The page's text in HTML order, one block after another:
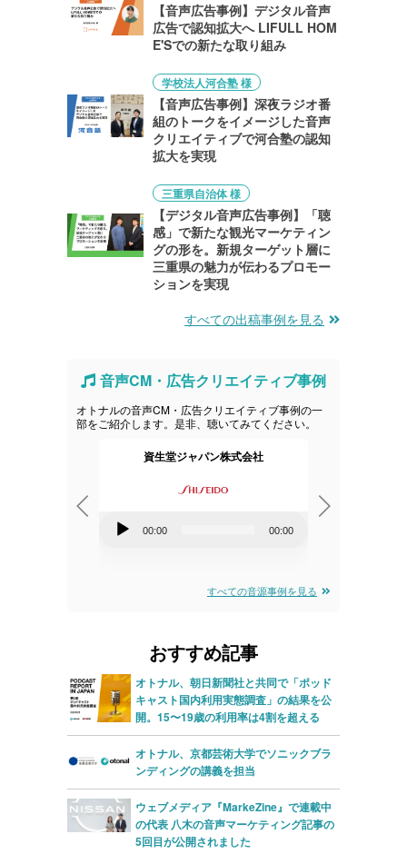
【音声広告事例】デジタル音声
広告で認知拡大へ LIFULL HOM
E'Sでの新たな取り組み
学校法人河合塾 様
【音声広告事例】深夜ラジオ番
組のトークをイメージした音声
クリエイティブで河合塾の認知
拡大を実現
三重県自治体 様
【デジタル音声広告事例】「聴
感」で新たな観光マーケティン
グの形を。新規ターゲット層に
三重県の魅力が伝わるプロモー
ションを実現
すべての出稿事例を見る
音声CM・広告クリエイティブ事例
オトナルの音声CM・広告クリエイティブ事例の一
部をご紹介します。是非、聴いてみてください。
資生堂ジャパン株式会社
ー
00:00 00:00
ー
すべての音源事例を見る
おすすめ記事
オトナル、朝日新聞社と共同で「ポッド
キャスト国内利用実態調査」の結果を公
開。15〜19歳の利用率は4割を超える
オトナル、京都芸術大学でソニックブラ
ンディングの講義を担当
ウェブメディア『MarkeZine』で連載中
の代表 八木の音声マーケティング記事の
5回目が公開されました